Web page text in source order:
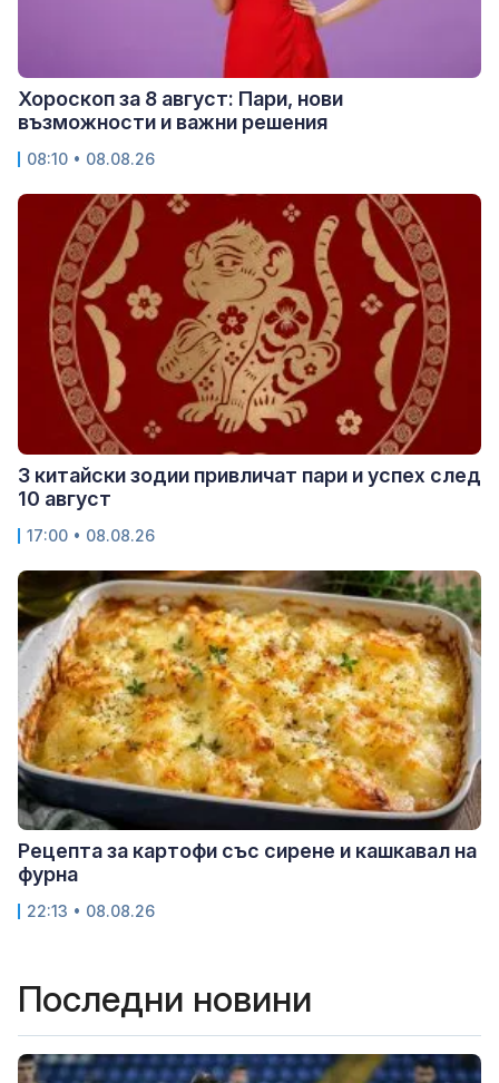
Хороскоп за 8 август: Пари, нови
възможности и важни решения
08:10 • 08.08.26
3 китайски зодии привличат пари и успех след
10 август
17:00 • 08.08.26
Рецепта за картофи със сирене и кашкавал на
фурна
22:13 • 08.08.26
Последни новини